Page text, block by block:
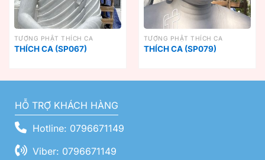
TƯỢNG PHẬT THÍCH CA
THÍCH CA (SP067)
TƯỢNG PHẬT THÍCH CA
THÍCH CA (SP079)
HỖ TRỢ KHÁCH HÀNG
Hotline: 0796671149
Viber: 0796671149